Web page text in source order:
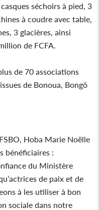
séchoirs à pied, 3
à coudre avec table,
3 glacières, ainsi
de FCFA.
de 70 associations
issues de Bonoua, Bongô
Hoba Marie Noëlle
bénéficiaires :
du Ministère
de paix et de
à les utiliser à bon
sociale dans notre